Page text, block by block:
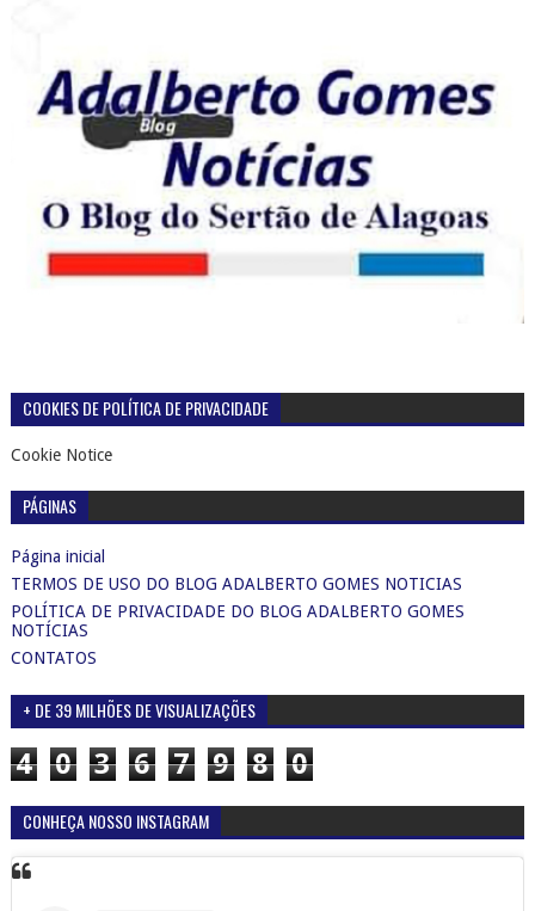
COOKIES DE POLÍTICA DE PRIVACIDADE
Cookie Notice
PÁGINAS
Página inicial
TERMOS DE USO DO BLOG ADALBERTO GOMES NOTICIAS
POLÍTICA DE PRIVACIDADE DO BLOG ADALBERTO GOMES
NOTÍCIAS
CONTATOS
+ DE 39 MILHÕES DE VISUALIZAÇÕES
4 0 3 6 7 9 8 0
CONHEÇA NOSSO INSTAGRAM